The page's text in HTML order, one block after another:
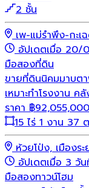
2 ชั้น
เพ-แม่รำพึง-กะเ
อัปเดตเมื่อ 20/
มือสองที่ดิน
ขายที่ดินนิคมมาบต
เหมาะทำโรงงาน ค
ราคา ฿92,055,000
15 ไร่ 1 งาน 37
ห้วยโป่ง, เมืองร
อัปเดตเมื่อ 3 วั
มือสองทาวน์โฮม